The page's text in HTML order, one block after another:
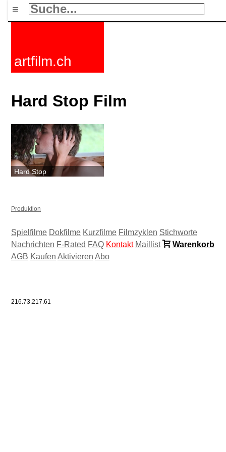
≡
artfilm.ch
Hard Stop Film
Hard Stop
Produktion
Spielfilme Dokfilme Kurzfilme Filmzyklen Stichworte
Nachrichten F-Rated FAQ Kontakt Maillist
Warenkorb
AGB Kaufen Aktivieren Abo
216.73.217.61